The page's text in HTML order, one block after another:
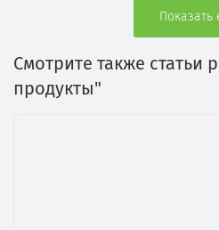
Показать
Смотрите также статьи
продукты"